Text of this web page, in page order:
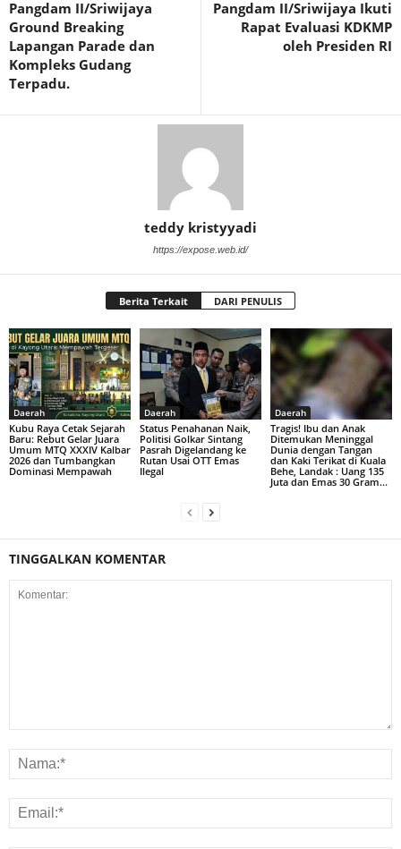
Pangdam II/Sriwijaya
Ground Breaking
Lapangan Parade dan
Kompleks Gudang
Terpadu.
Pangdam II/Sriwijaya Ikuti
Rapat Evaluasi KDKMP
oleh Presiden RI
teddy kristyyadi
https://expose.web.id/
Berita Terkait DARI PENULIS
Daerah
Kubu Raya Cetak Sejarah
Baru: Rebut Gelar Juara
Umum MTQ XXXIV Kalbar
2026 dan Tumbangkan
Dominasi Mempawah
Daerah
Status Penahanan Naik,
Politisi Golkar Sintang
Pasrah Digelandang ke
Rutan Usai OTT Emas
Ilegal
Daerah
Tragis! Ibu dan Anak
Ditemukan Meninggal
Dunia dengan Tangan
dan Kaki Terikat di Kuala
Behe, Landak : Uang 135
Juta dan Emas 30 Gram...
TINGGALKAN KOMENTAR